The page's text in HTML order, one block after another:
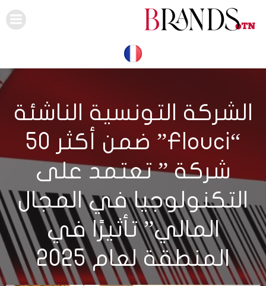
الشركة التونسية الناشئة
“Flouci” ضمن أكثر 50
شركة ” تعتمد على
التكنولوجيا في المجال
المالي” تأثيرًا في
المنطقة لعام 2025